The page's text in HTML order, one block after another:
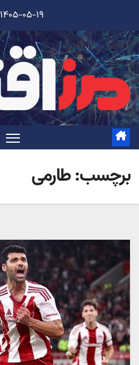
content
۱۴۰۵-۰۵-۱۹
برچسب:طارمی